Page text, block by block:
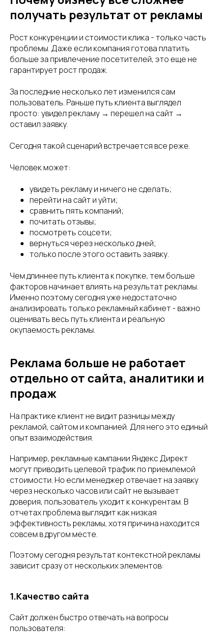
получать результат от рекламы
Рост конкуренции и стоимости клика - только часть
проблемы. Даже если компания готова платить
больше за привлечение посетителей, это еще не
гарантирует рост продаж.
За последние несколько лет изменился сам
пользователь. Раньше путь клиента выглядел
просто: увидел рекламу → перешел на сайт →
оставил заявку.
Сегодня такой сценарий встречается все реже.
Человек может:
увидеть рекламу и ничего не сделать;
перейти на сайт и уйти;
сравнить пять компаний;
почитать отзывы;
посмотреть соцсети;
вернуться через несколько дней;
только после этого оставить заявку.
Чем длиннее путь клиента к покупке, тем больше
факторов начинает влиять на результат рекламы.
Именно поэтому сегодня уже недостаточно
анализировать только рекламный кабинет - важно
оценивать весь путь клиента и реальную
окупаемость рекламы.
Реклама больше не работает
отдельно от сайта, аналитики и
продаж
На практике клиент не видит разницы между
рекламой, сайтом и компанией. Для него это единый
опыт взаимодействия.
Например, рекламные кампании Яндекс Директ
могут приводить целевой трафик по приемлемой
стоимости. Но если менеджер отвечает на заявку
через несколько часов или сайт не вызывает
доверия, пользователь уходит к конкурентам. В
отчетах проблема выглядит как низкая
эффективность рекламы, хотя причина находится
совсем в другом месте.
Поэтому сегодня результат контекстной рекламы
зависит сразу от нескольких элементов:
1.Качество сайта
Сайт должен быстро отвечать на вопросы
пользователя: